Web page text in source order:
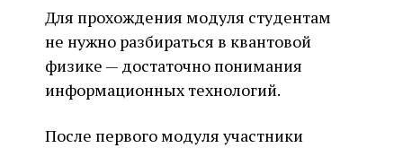
Для прохождения модуля студентам
не нужно разбираться в квантовой
физике — достаточно понимания
информационных технологий.
После первого модуля участники